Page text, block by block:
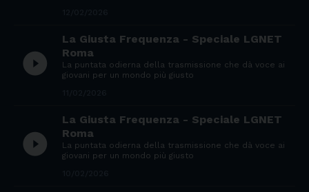
play_circle_filled
La Giusta Frequenza - Speciale LGNET
Roma
La puntata odierna della trasmissione che dà voce ai
giovani per un mondo più giusto
play_circle_filled
La Giusta Frequenza - Speciale LGNET
Roma
La puntata odierna della trasmissione che dà voce ai
giovani per un mondo più giusto